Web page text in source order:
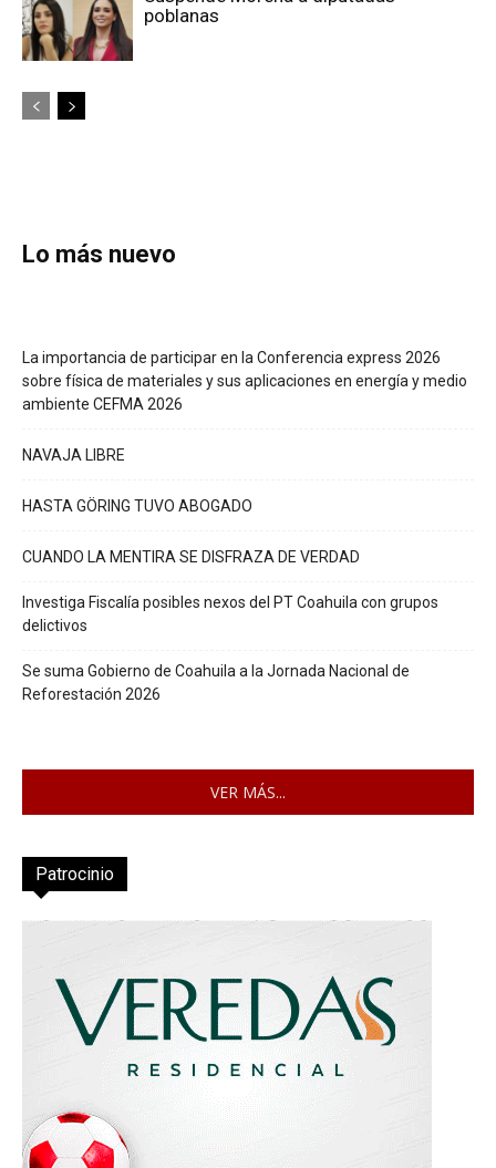
poblanas
Lo más nuevo
La importancia de participar en la Conferencia express 2026
sobre física de materiales y sus aplicaciones en energía y medio
ambiente CEFMA 2026
NAVAJA LIBRE
HASTA GÖRING TUVO ABOGADO
CUANDO LA MENTIRA SE DISFRAZA DE VERDAD
Investiga Fiscalía posibles nexos del PT Coahuila con grupos
delictivos
Se suma Gobierno de Coahuila a la Jornada Nacional de
Reforestación 2026
VER MÁS...
Patrocinio